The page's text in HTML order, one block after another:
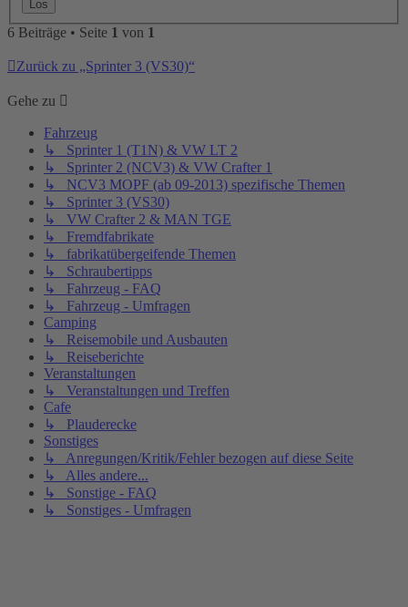
6 Beiträge • Seite 1 von 1
Zurück zu „Sprinter 3 (VS30)“
Gehe zu
Fahrzeug
↳ Sprinter 1 (T1N) & VW LT 2
↳ Sprinter 2 (NCV3) & VW Crafter 1
↳ NCV3 MOPF (ab 09-2013) spezifische Themen
↳ Sprinter 3 (VS30)
↳ VW Crafter 2 & MAN TGE
↳ Fremdfabrikate
↳ fabrikatübergeifende Themen
↳ Schraubertipps
↳ Fahrzeug - FAQ
↳ Fahrzeug - Umfragen
Camping
↳ Reisemobile und Ausbauten
↳ Reiseberichte
Veranstaltungen
↳ Veranstaltungen und Treffen
Cafe
↳ Plauderecke
Sonstiges
↳ Anregungen/Kritik/Fehler bezogen auf diese Seite
↳ Alles andere...
↳ Sonstige - FAQ
↳ Sonstiges - Umfragen